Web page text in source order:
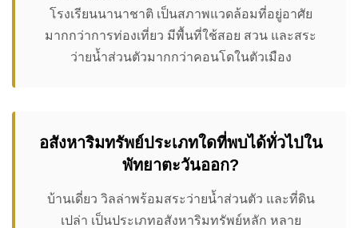
โรงเรียนนานาชาติ เป็นสภาพแวดล้อมที่อยู่อาศัย
มากกว่าการท่องเที่ยว มีพื้นที่ใช้สอย สวน และสระ
ว่ายน้ำส่วนตัวมากกว่าคอนโดในตัวเมือง
อสังหาริมทรัพย์ประเภทใดที่พบได้ทั่วไปใน
พัทยาตะวันออก?
บ้านเดี่ยว วิลล่าพร้อมสระว่ายน้ำส่วนตัว และที่ดิน
เปล่า เป็นประเภทอสังหาริมทรัพย์หลัก หลาย